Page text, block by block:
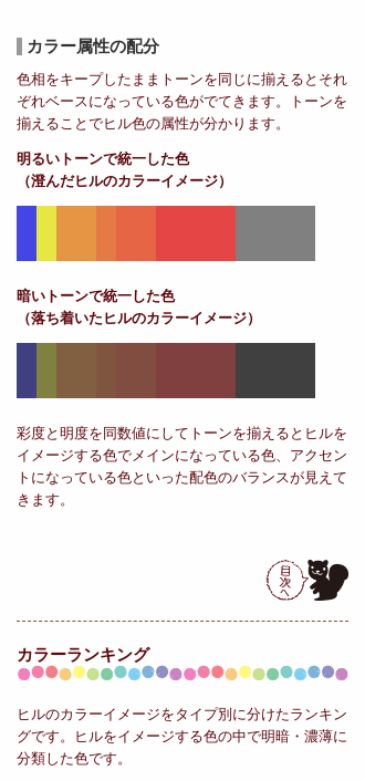
カラー属性の配分
色相をキープしたままトーンを同じに揃えるとそれ
ぞれベースになっている色がでてきます。トーンを
揃えることでヒル色の属性が分かります。
明るいトーンで統一した色
（澄んだヒルのカラーイメージ）
暗いトーンで統一した色
（落ち着いたヒルのカラーイメージ）
彩度と明度を同数値にしてトーンを揃えるとヒルを
イメージする色でメインになっている色、アクセン
トになっている色といった配色のバランスが見えて
きます。
カラーランキング
ヒルのカラーイメージをタイプ別に分けたランキン
グです。ヒルをイメージする色の中で明暗・濃薄に
分類した色です。